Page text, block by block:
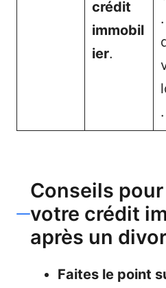
crédit
immobil
ier.
.
Conseils
votre crédit
après un
Faites le point